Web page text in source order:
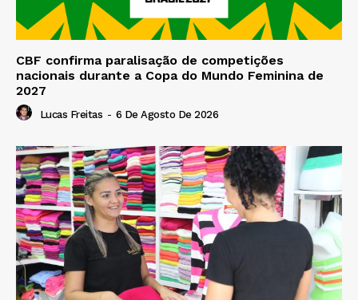
CBF confirma paralisação de competições
nacionais durante a Copa do Mundo Feminina de
2027
Lucas Freitas - 6 De Agosto De 2026